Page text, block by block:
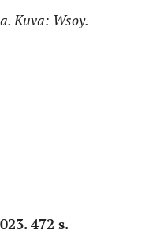
Kuva: Wsoy.
472 s.